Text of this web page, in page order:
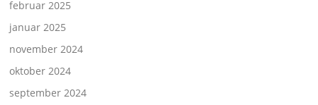
februar 2025
januar 2025
november 2024
oktober 2024
september 2024